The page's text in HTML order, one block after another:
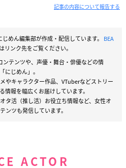
記事の内容について報告する
じめん編集部が作成・配信しています。 BEA
リンク先をご覧ください。
テンツや、声優・舞台・俳優などの情
にじめん」。
やキャラクター作品、VTuberなどストリー
情報を幅広くお届けしています。
タ活（推し活）お役立ち情報など、女性オ
ンツも発信しています。
ACTOR